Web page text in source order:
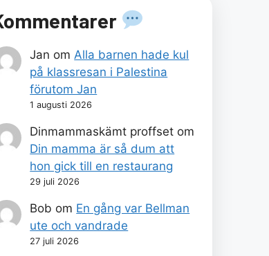
Jan om Alla barnen hade kul
på klassresan i Palestina
förutom Jan
1 augusti 2026
Dinmammaskämt proffset om
Din mamma är så dum att
hon gick till en restaurang
29 juli 2026
Bob om En gång var Bellman
ute och vandrade
27 juli 2026